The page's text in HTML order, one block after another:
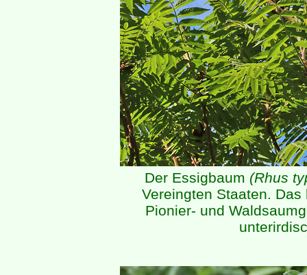
Der Essigbaum (Rhus
Vereingten Staaten.
Pionier- und